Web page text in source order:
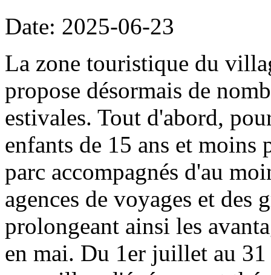
Date: 2025-06-23
La zone touristique du
propose désormais de
estivales. Tout d'abord,
enfants de 15 ans et moins
parc accompagnés d'au
agences de voyages et des
prolongeant ainsi les
en mai. Du 1er juillet au